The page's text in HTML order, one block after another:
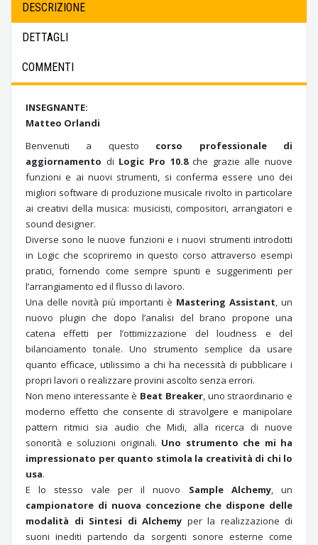
DESCRIZIONE
DETTAGLI
COMMENTI
INSEGNANTE:
Matteo Orlandi
Benvenuti a questo corso professionale di
aggiornamento di Logic Pro 10.8che grazie alle nuove
funzioni e ai nuovi strumenti, si conferma essere uno dei
migliori software di produzione musicale rivolto in particolare
ai creativi della musica: musicisti, compositori, arrangiatori e
sound designer.
Diverse sono le nuove funzioni e i nuovi strumenti introdotti
in Logic che scopriremo in questo corso attraverso esempi
pratici, fornendo come sempre spunti e suggerimenti per
l’arrangiamento ed il flusso di lavoro.
Una delle novità più importanti è Mastering Assistant, un
nuovo plugin che dopo l’analisi del brano propone una
catena effetti per l’ottimizzazione del loudness e del
bilanciamento tonale. Uno strumento semplice da usare
quanto efficace, utilissimo a chi ha necessità di pubblicare i
propri lavori o realizzare provini ascolto senza errori.
Non meno interessante è Beat Breaker, uno straordinario e
moderno effetto che consente di stravolgere e manipolare
pattern ritmici sia audio che Midi, alla ricerca di nuove
sonorità e soluzioni originali. Uno strumento che mi ha
impressionato per quanto stimola la creatività di chi lo
usa.
E lo stesso vale per il nuovo Sample Alchemy, un
campionatore di nuova concezione che dispone delle
modalità di Sintesi di Alchemy per la realizzazione di
suoni inediti partendo da sorgenti sonore esterne come